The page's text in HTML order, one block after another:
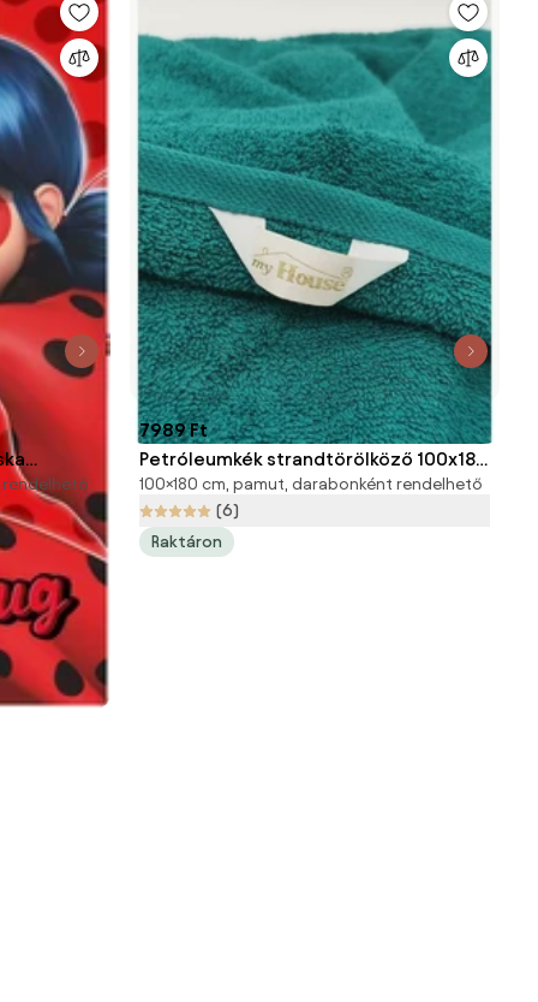
strand
rendelhető
7989 Ft
Petróleumkék strandtörölköző 100x180
cm Big – My House
100×180 cm, pamut, darabonként rendelhető
(6)
Raktáron